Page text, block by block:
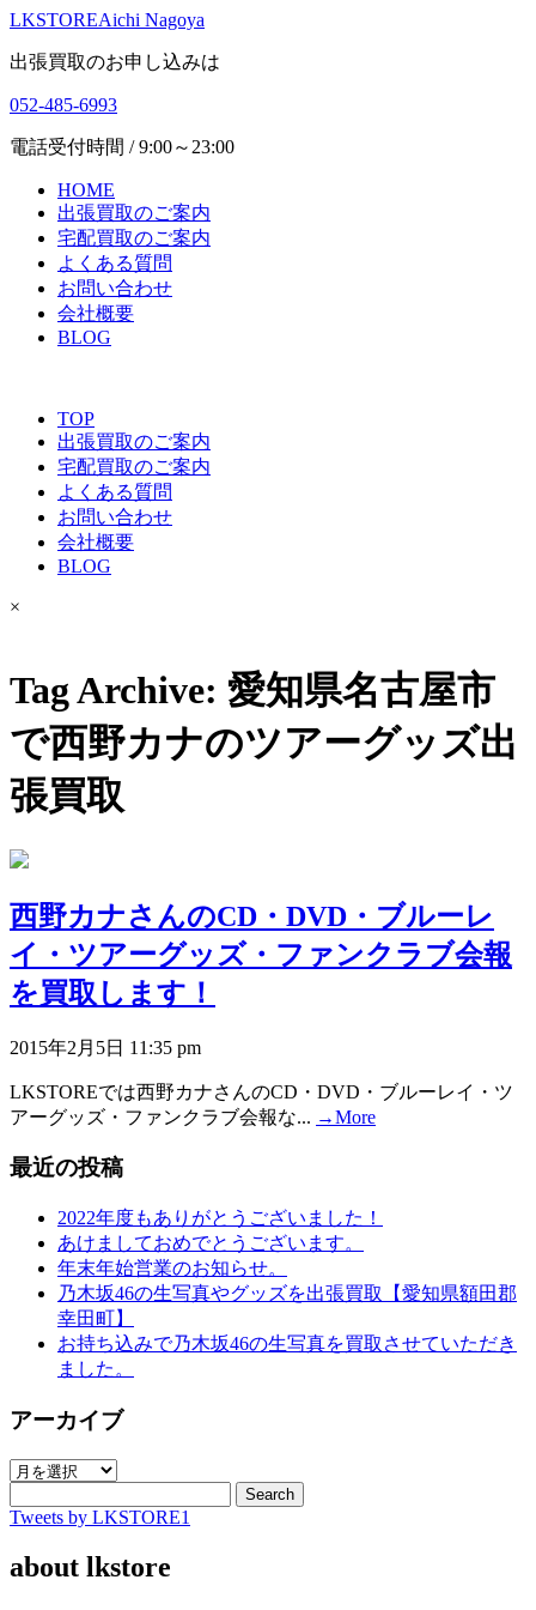
LKSTOREAichi Nagoya
出張買取のお申し込みは
052-485-6993
電話受付時間 / 9:00～23:00
HOME
出張買取のご案内
宅配買取のご案内
よくある質問
お問い合わせ
会社概要
BLOG
TOP
出張買取のご案内
宅配買取のご案内
よくある質問
お問い合わせ
会社概要
BLOG
×
Tag Archive: 愛知県名古屋市
で西野カナのツアーグッズ出
張買取
西野カナさんのCD・DVD・ブルーレ
イ・ツアーグッズ・ファンクラブ会報
を買取します！
2015年2月5日 11:35 pm
LKSTOREでは西野カナさんのCD・DVD・ブルーレイ・ツ
アーグッズ・ファンクラブ会報な... →More
最近の投稿
2022年度もありがとうございました！
あけましておめでとうございます。
年末年始営業のお知らせ。
乃木坂46の生写真やグッズを出張買取【愛知県額田郡
幸田町】
お持ち込みで乃木坂46の生写真を買取させていただき
ました。
アーカイブ
ア
カ
ブ
Search
Tweets by LKSTORE1
about lkstore